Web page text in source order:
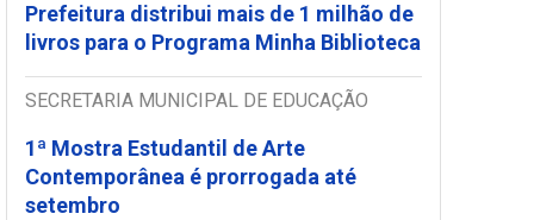
Prefeitura distribui mais de 1 milhão de
livros para o Programa Minha Biblioteca
SECRETARIA MUNICIPAL DE EDUCAÇÃO
1ª Mostra Estudantil de Arte
Contemporânea é prorrogada até
setembro